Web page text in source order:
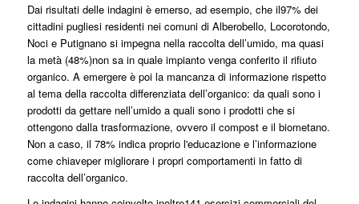
Dai risultati delle indagini è emerso, ad esempio, che il97% dei
cittadini pugliesi residenti nei comuni di Alberobello, Locorotondo,
Noci e Putignano si impegna nella raccolta dell’umido, ma quasi
la metà (48%)non sa in quale impianto venga conferito il rifiuto
organico. A emergere è poi la mancanza di informazione rispetto
al tema della raccolta differenziata dell’organico: da quali sono i
prodotti da gettare nell’umido a quali sono i prodotti che si
ottengono dalla trasformazione, ovvero il compost e il biometano.
Non a caso, il 78% indica proprio l'educazione e l’informazione
come chiaveper migliorare i propri comportamenti in fatto di
raccolta dell’organico.